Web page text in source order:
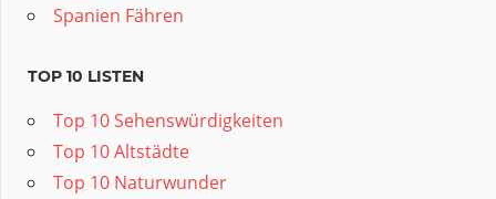
Spanien Fähren
TOP 10 LISTEN
Top 10 Sehenswürdigkeiten
Top 10 Altstädte
Top 10 Naturwunder